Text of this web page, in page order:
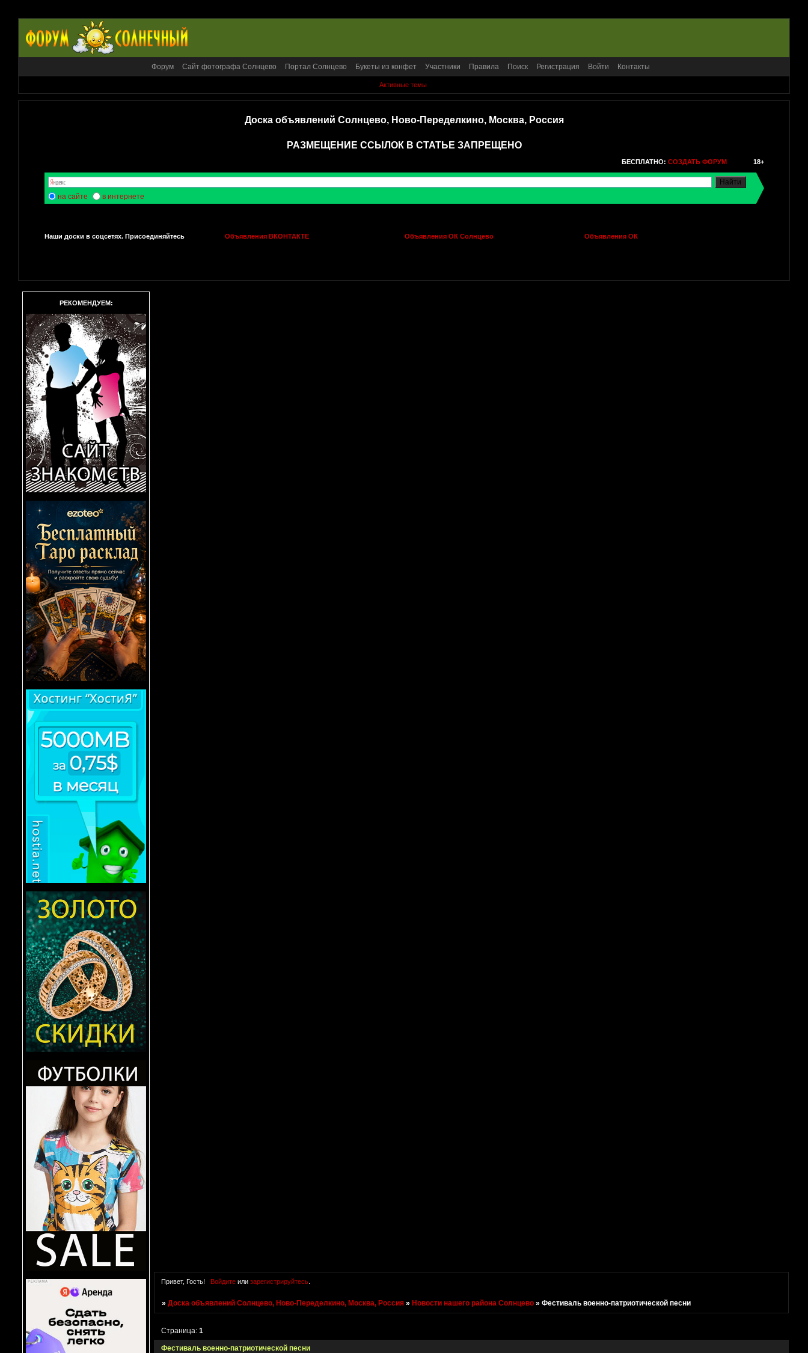
Форум Сайт фотографа Солнцево Портал Солнцево Букеты из конфет Участники Правила Поиск Регистрация Войти Контакты
Активные темы
Доска объявлений Солнцево, Ново-Переделкино, Москва, Россия
РАЗМЕЩЕНИЕ ССЫЛОК В СТАТЬЕ ЗАПРЕЩЕНО
БЕСПЛАТНО: СОЗДАТЬ ФОРУМ 18+
на сайте в интернете
Наши доски в соцсетях. Присоединяйтесь Объявления ВКОНТАКТЕ Объявления ОК Солнцево Объявления ОК
РЕКОМЕНДУЕМ:
Привет, Гость! Войдитеили зарегистрируйтесь.
»Доска объявлений Солнцево, Ново-Переделкино, Москва, Россия »Новости нашего района Солнцево »Фестиваль военно-патриотической песни
Фестиваль военно-патриотической песни
Страница:1